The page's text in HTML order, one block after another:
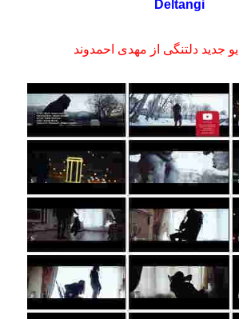
Deltangi
جدید دلتنگی از مهدی احمدوند